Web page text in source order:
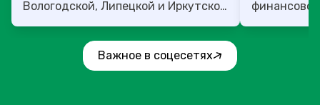
Вологодской, Липецкой и Иркутской
областям!
Важное в соцесетях